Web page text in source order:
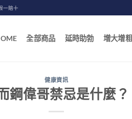
一賠十
全部商品 延時助勃 增大增粗
健康資訊
鋼偉哥禁忌是什麼？